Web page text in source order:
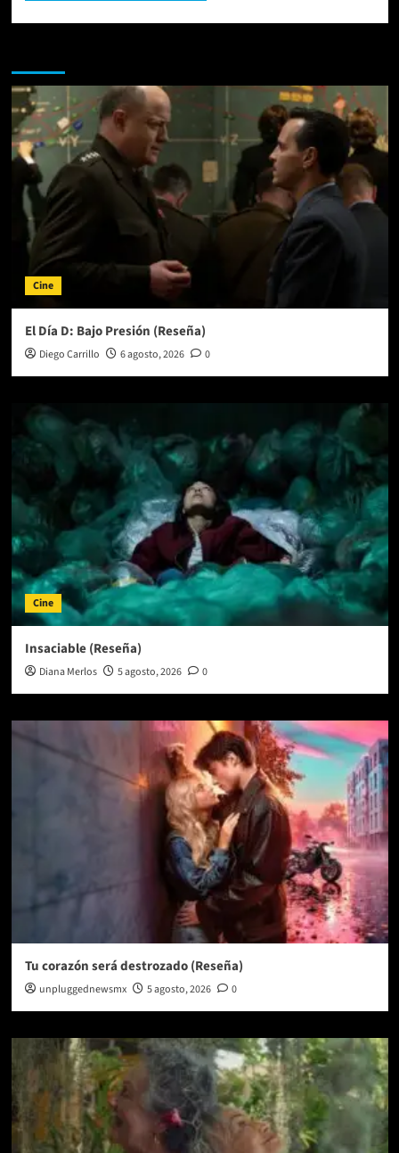
Cine
El Día D: Bajo Presión (Reseña)
Diego Carrillo 6 agosto, 2026 0
Cine
Insaciable (Reseña)
Diana Merlos 5 agosto, 2026 0
Tu corazón será destrozado (Reseña)
unpluggednewsmx 5 agosto, 2026 0